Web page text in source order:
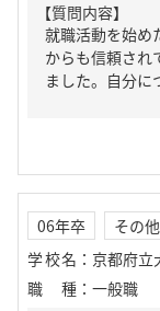
【質問内容】
就職活動を始め
からも信頼され
ました。自分に
06年卒 その他
学校名 ： 京都府立
職種 ： 一般職